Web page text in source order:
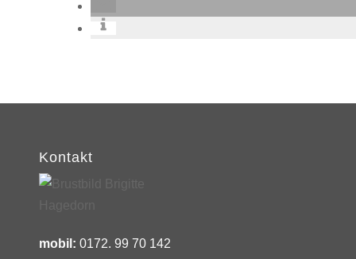
Kontakt
mobil: 0172. 99 70 142